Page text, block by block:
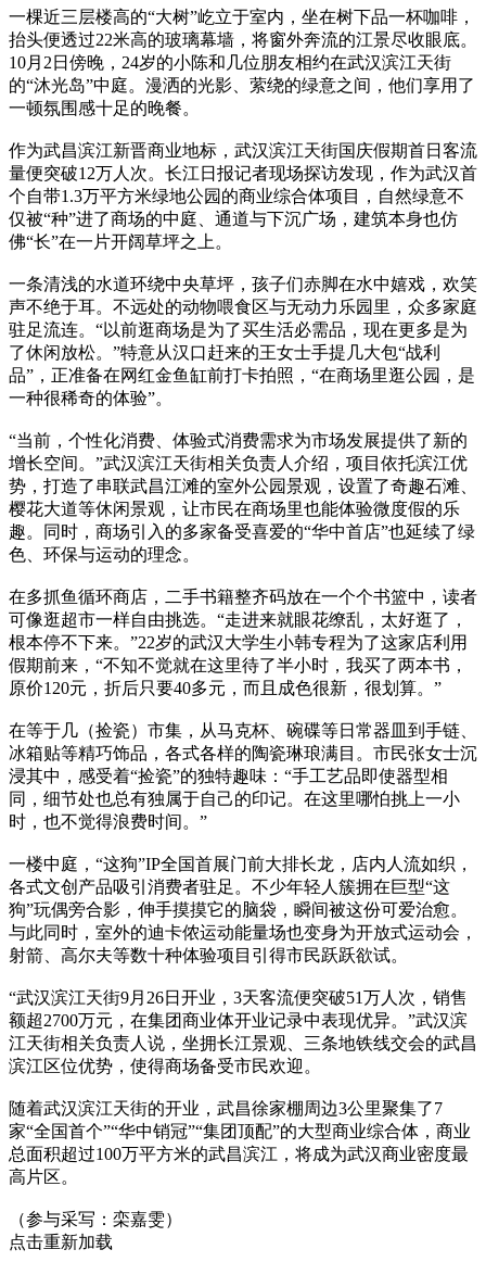
一棵近三层楼高的“大树”屹立于室内，坐在树下品一杯咖啡，
抬头便透过22米高的玻璃幕墙，将窗外奔流的江景尽收眼底。
10月2日傍晚，24岁的小陈和几位朋友相约在武汉滨江天街
的“沐光岛”中庭。漫洒的光影、萦绕的绿意之间，他们享用了
一顿氛围感十足的晚餐。
作为武昌滨江新晋商业地标，武汉滨江天街国庆假期首日客流
量便突破12万人次。长江日报记者现场探访发现，作为武汉首
个自带1.3万平方米绿地公园的商业综合体项目，自然绿意不
仅被“种”进了商场的中庭、通道与下沉广场，建筑本身也仿
佛“长”在一片开阔草坪之上。
一条清浅的水道环绕中央草坪，孩子们赤脚在水中嬉戏，欢笑
声不绝于耳。不远处的动物喂食区与无动力乐园里，众多家庭
驻足流连。“以前逛商场是为了买生活必需品，现在更多是为
了休闲放松。”特意从汉口赶来的王女士手提几大包“战利
品”，正准备在网红金鱼缸前打卡拍照，“在商场里逛公园，是
一种很稀奇的体验”。
“当前，个性化消费、体验式消费需求为市场发展提供了新的
增长空间。”武汉滨江天街相关负责人介绍，项目依托滨江优
势，打造了串联武昌江滩的室外公园景观，设置了奇趣石滩、
樱花大道等休闲景观，让市民在商场里也能体验微度假的乐
趣。同时，商场引入的多家备受喜爱的“华中首店”也延续了绿
色、环保与运动的理念。
在多抓鱼循环商店，二手书籍整齐码放在一个个书篮中，读者
可像逛超市一样自由挑选。“走进来就眼花缭乱，太好逛了，
根本停不下来。”22岁的武汉大学生小韩专程为了这家店利用
假期前来，“不知不觉就在这里待了半小时，我买了两本书，
原价120元，折后只要40多元，而且成色很新，很划算。”
在等于几（捡瓷）市集，从马克杯、碗碟等日常器皿到手链、
冰箱贴等精巧饰品，各式各样的陶瓷琳琅满目。市民张女士沉
浸其中，感受着“捡瓷”的独特趣味：“手工艺品即使器型相
同，细节处也总有独属于自己的印记。在这里哪怕挑上一小
时，也不觉得浪费时间。”
一楼中庭，“这狗”IP全国首展门前大排长龙，店内人流如织，
各式文创产品吸引消费者驻足。不少年轻人簇拥在巨型“这
狗”玩偶旁合影，伸手摸摸它的脑袋，瞬间被这份可爱治愈。
与此同时，室外的迪卡侬运动能量场也变身为开放式运动会，
射箭、高尔夫等数十种体验项目引得市民跃跃欲试。
“武汉滨江天街9月26日开业，3天客流便突破51万人次，销售
额超2700万元，在集团商业体开业记录中表现优异。”武汉滨
江天街相关负责人说，坐拥长江景观、三条地铁线交会的武昌
滨江区位优势，使得商场备受市民欢迎。
随着武汉滨江天街的开业，武昌徐家棚周边3公里聚集了7
家“全国首个”“华中销冠”“集团顶配”的大型商业综合体，商业
总面积超过100万平方米的武昌滨江，将成为武汉商业密度最
高片区。
（参与采写：栾嘉雯）
点击重新加载